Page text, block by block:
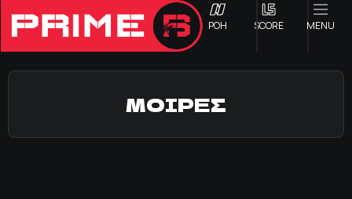
ΡΟΗ SCORE MENU
ΜΟΙΡΕΣ